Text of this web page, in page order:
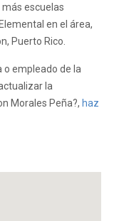
escuelas
en el área,
Puerto Rico.
o empleado de la
la
Morales Peña?, haz